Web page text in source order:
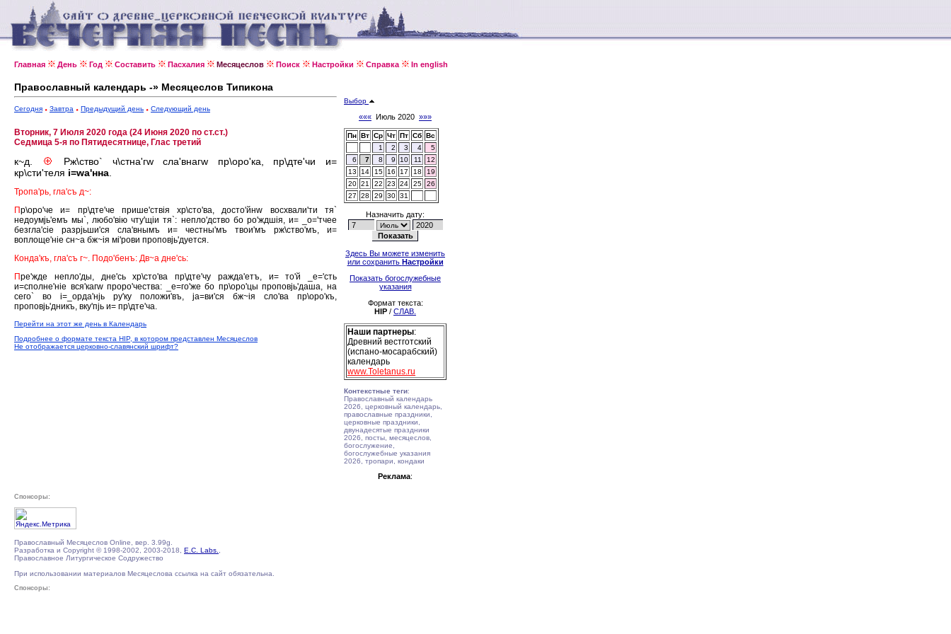
Главная День Год Составить Пасхалия Месяцеслов Поиск Настройки Справка In english
Православный календарь -» Месяцеслов Типикона
Сегодня Завтра Предыдущий день Следующий день
Вторник, 7 Июля 2020 года (24 Июня 2020 по ст.ст.)
Седмица 5-я по Пятидесятнице, Глас третий
к~д.
Рж\ство` ч\стна'гw сла'внагw пр\оро'ка, пр\дте'чи и=
кр\сти'теля i=wа'нна
Тропа'рь, гла'съ д~:
Пр\оро'че и= пр\дте'че прише'ствiя хр\сто'ва, досто'йнw восхвали'ти тя`
недоумjь'емъ мы`, любо'вiю чту'щiи тя`: непло'дство бо ро'ждшiя, и= _о='тчее
безгла'сiе разрjьши'ся сла'внымъ и= честны'мъ твои'мъ рж\ство'мъ, и=
воплоще'нiе сн~а бж~iя мi'рови проповjь'дуется.
Конда'къ, гла'съ г~. Подо'бенъ: Дв~а дне'сь:
Пре'жде непло'ды, дне'сь хр\сто'ва пр\дте'чу ражда'етъ, и= то'й _е='сть
и=сполне'нiе вся'кагw проро'чества: _е=го'же бо пр\оро'цы проповjь'даша, на
сего` во i=_орда'нjь ру'ку положи'въ, jа=ви'ся бж~iя сло'ва пр\оро'къ,
проповjь'дникъ, вку'пjь и= пр\дте'ча.
Перейти на этот же день в Календарь
Подробнее о формате текста HIP, в котором представлен Месяцеслов
Не отображается церковно-славянский шрифт?
Выбор
««« Июль 2020 »»»
Пн Вт Ср Чт Пт Сб Вс
1
2 3 4
5
6
7 8 9 10 11
12
13
14 15 16 17 18
19
20 21 22 23 24 25
26
27
28 29 30 31
Назначить дату:
Здесь Вы можете изменить
или сохранить Настройки
Показать богослужебные
указания
Формат текста:
HIP / СЛАВ.
Наши партнеры:
Древний вестготский
(испано-мосарабский)
календарь
www.Toletanus.ru
Контекстные теги:
Православный календарь
2026, церковный календарь,
православные праздники,
церковные праздники,
двунадесятые праздники
2026, посты, месяцеслов,
богослужение,
богослужебные указания
2026, тропари, кондаки
Реклама:
Спонсоры:
Православный Месяцеслов Online, вер. 3.99g.
Разработка и Copyright © 1998-2002, 2003-2018, E.C. Labs.
Православное Литургическое Содружество
При использовании материалов Месяцеслова ссылка на сайт обязательна.
Спонсоры: